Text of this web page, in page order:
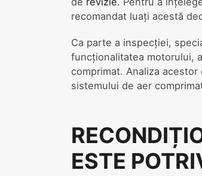
recomandat luați acestă
Ca parte a inspecției,
funcționalitatea motorului,
comprimat. Analiza
sistemului de aer
ESTE